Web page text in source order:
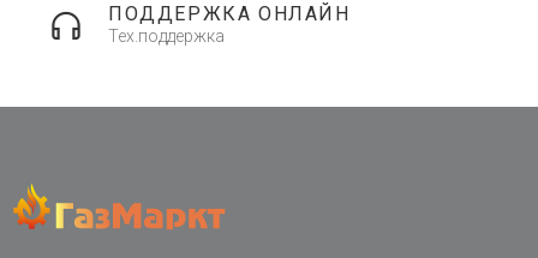
ПОДДЕРЖКА ОНЛАЙН
Тех.поддержка